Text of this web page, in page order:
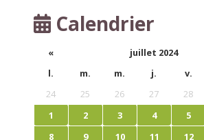
Calendrier
« juillet 2024
l.
m. m. j. v.
24
25 26 27 28
1
2 3 4 5
8
9 10 11 12